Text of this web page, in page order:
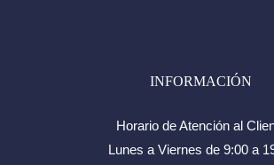
INFORMACIÓN
Horario de Atención al
Lunes a Viernes de 9:00 a